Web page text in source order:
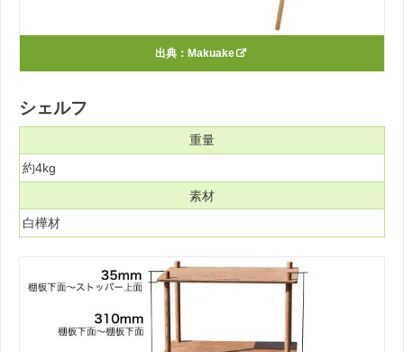
出典： Makuake
シェルフ
重量
約4kg
素材
白樺材